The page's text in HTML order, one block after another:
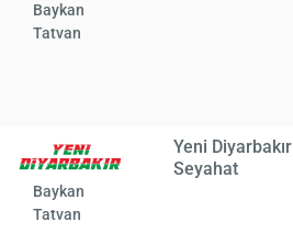
Baykan
Tatvan
Yeni Diyarbakır
Seyahat
Baykan
Tatvan